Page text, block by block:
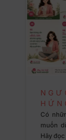
Có
muốn
Hãy